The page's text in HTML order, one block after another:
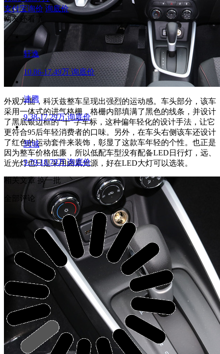
外观方面，科沃兹整车呈现出强烈的运动感。车头部分，该车
采用一体式的进气格栅，格栅内部填满了黑色的线条，并设计
了黑底银边框的“十”字车标，这种偏年轻化的设计手法，让它
更符合95后年轻消费者的口味。另外，在车头右侧该车还设计
了红色的运动套件来装饰，彰显了这款车年轻的个性。也正是
因为整车价格低廉，所以低配车型没有配备LED日行灯，远、
近光灯也只是采用卤素光源，好在LED大灯可以选装。
支付宝询价 询底价
网友还看了
轩逸
10.86-17.49万 询底价
速腾
9.38-17.29万 询底价
思域
9.79-18.79万 询底价
相关文章 换一批
全部评论